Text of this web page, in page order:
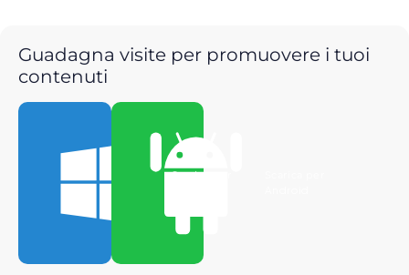
Guadagna visite per promuovere i tuoi
contenuti
Scarica per